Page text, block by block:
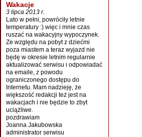
Wakacje
3 lipca 2013 r.
Lato w pełni, powróciły letnie
temperatury :) więc i mnie czas
ruszać na wakacyjny wypoczynek.
Ze względu na pobyt z dziećmi
poza miastem a teraz wyjazd nie
będę w okresie letnim regularnie
aktualizować serwisu i odpowiadać
na emaile, z powodu
ograniczonego dostępu do
Internetu. Mam nadzieję, że
większość redakcji też jest na
wakacjach i nie będzie to zbyt
uciążliwe.
pozdrawiam
Joanna Jakubowska
administrator serwisu